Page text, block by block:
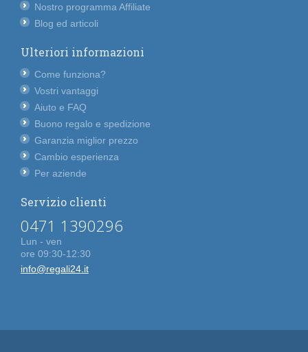
Nostro programma Affiliate
Blog ed articoli
Ulteriori informazioni
Come funziona?
Vostri vantaggi
Aiuto e FAQ
Buono regalo e spedizione
Garanzia miglior prezzo
Cambio esperienza
Per aziende
Servizio clienti
0471 1390296
Lun - ven
ore 09:30-12:30
info@regali24.it